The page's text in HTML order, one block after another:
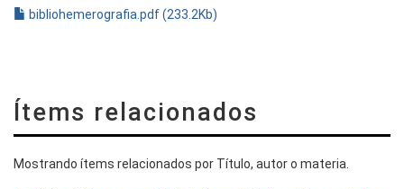
bibliohemerografia.pdf (233.2Kb)
Ítems relacionados
Mostrando ítems relacionados por Título, autor o materia.